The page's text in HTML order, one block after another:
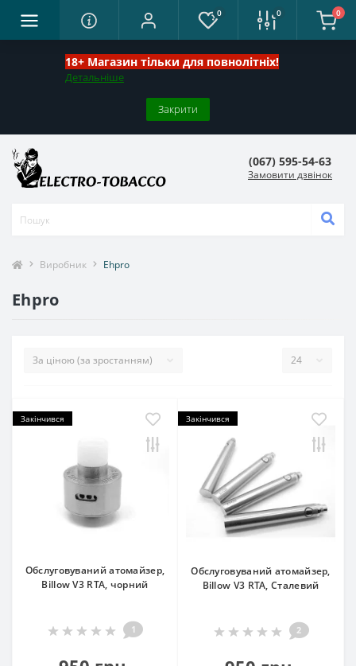
18+ Магазин тільки для повнолітніх!
Детальніше
Закрити
0 0 0
(067) 595-54-63
Замовити дзвінок
Виробник Ehpro
Ehpro
Закінчився
Обслуговуваний атомайзер,
Billow V3 RTA, чорний
1
Закінчився
Обслуговуваний атомайзер,
Billow V3 RTA, Сталевий
2